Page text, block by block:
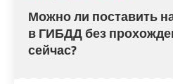
Можно ли поставить
в ГИБДД без
сейчас?